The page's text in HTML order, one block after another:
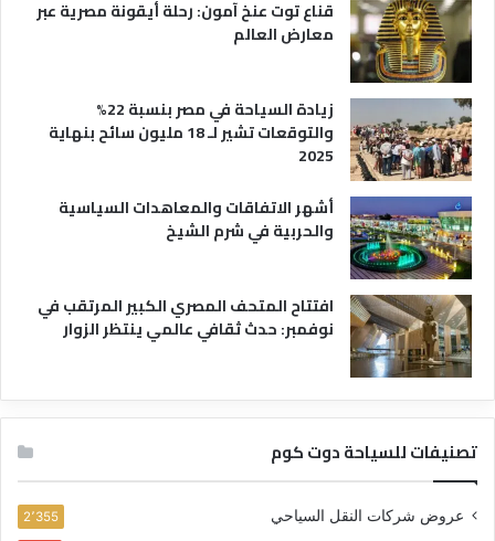
قناع توت عنخ آمون: رحلة أيقونة مصرية عبر
معارض العالم
زيادة السياحة في مصر بنسبة 22%
والتوقعات تشير لـ 18 مليون سائح بنهاية
2025
أشهر الاتفاقات والمعاهدات السياسية
والحربية في شرم الشيخ
افتتاح المتحف المصري الكبير المرتقب في
نوفمبر: حدث ثقافي عالمي ينتظر الزوار
تصنيفات للسياحة دوت كوم
عروض شركات النقل السياحي 2٬355